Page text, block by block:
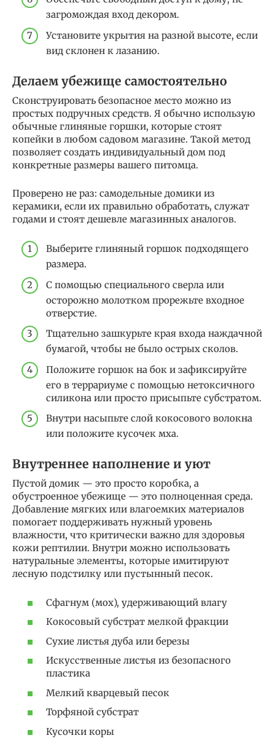
загромождая вход декором.
Установите укрытия на разной высоте, если
вид склонен к лазанию.
Делаем убежище самостоятельно
Сконструировать безопасное место можно из
простых подручных средств. Я обычно использую
обычные глиняные горшки, которые стоят
копейки в любом садовом магазине. Такой метод
позволяет создать индивидуальный дом под
конкретные размеры вашего питомца.
Проверено не раз: самодельные домики из
керамики, если их правильно обработать, служат
годами и стоят дешевле магазинных аналогов.
Выберите глиняный горшок подходящего
размера.
С помощью специального сверла или
осторожно молотком прорежьте входное
отверстие.
Тщательно зашкурьте края входа наждачной
бумагой, чтобы не было острых сколов.
Положите горшок на бок и зафиксируйте
его в террариуме с помощью нетоксичного
силикона или просто присыпьте субстратом.
Внутри насыпьте слой кокосового волокна
или положите кусочек мха.
Внутреннее наполнение и уют
Пустой домик — это просто коробка, а
обустроенное убежище — это полноценная среда.
Добавление мягких или влагоемких материалов
помогает поддерживать нужный уровень
влажности, что критически важно для здоровья
кожи рептилии. Внутри можно использовать
натуральные элементы, которые имитируют
лесную подстилку или пустынный песок.
Сфагнум (мох), удерживающий влагу
Кокосовый субстрат мелкой фракции
Сухие листья дуба или березы
Искусственные листья из безопасного
пластика
Мелкий кварцевый песок
Торфяной субстрат
Кусочки коры